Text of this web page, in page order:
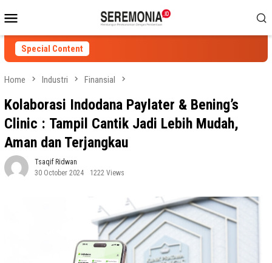
to
contentMenu
Special Content
Home Industri Finansial
Kolaborasi Indodana Paylater & Bening’s
Clinic : Tampil Cantik Jadi Lebih Mudah,
Aman dan Terjangkau
Tsaqif Ridwan
30 October 2024
1222 Views